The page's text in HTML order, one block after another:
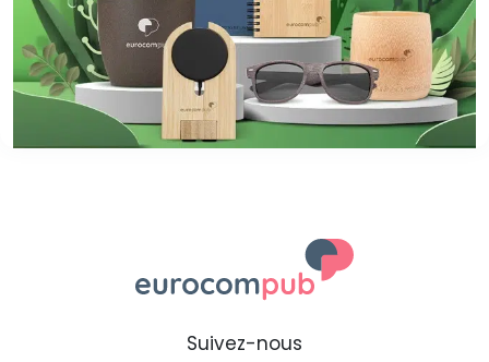
Suivez-nous